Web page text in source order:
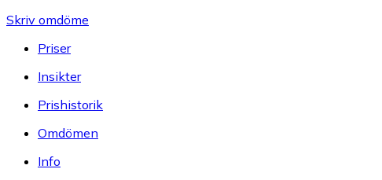
Skriv omdöme
Priser
Insikter
Prishistorik
Omdömen
Info